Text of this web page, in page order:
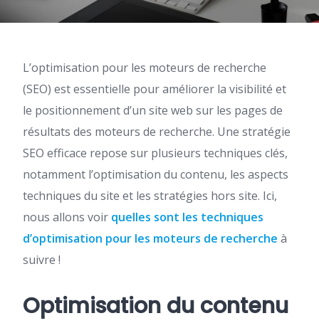
L’optimisation pour les moteurs de recherche
(SEO) est essentielle pour améliorer la visibilité et
le positionnement d’un site web sur les pages de
résultats des moteurs de recherche. Une stratégie
SEO efficace repose sur plusieurs techniques clés,
notamment l’optimisation du contenu, les aspects
techniques du site et les stratégies hors site. Ici,
nous allons voir quelles sont les techniques
d’optimisation pour les moteurs de recherche ​ à
suivre !
Optimisation du contenu